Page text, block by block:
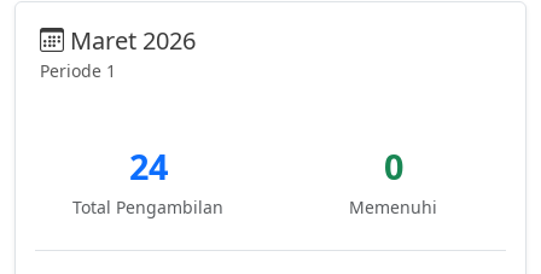
Maret 2026
Periode 1
24
Total Pengambilan
0
Memenuhi